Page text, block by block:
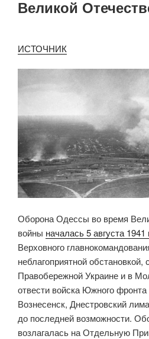
Великой
ИСТОЧНИК
Оборона Одессы во время
войны началась 5 августа 1941
Верховного
неблагоприятной
Правобережной Украине и в
отвести войска Южного
Вознесенск, Днестровский
до последней возможности.
возлагалась на Отдельную